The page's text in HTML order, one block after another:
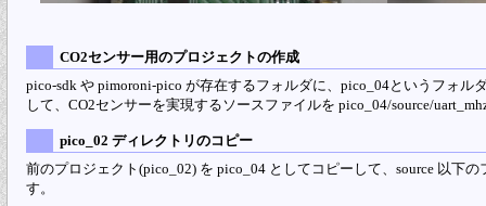
CO2センサー用のプロジェクトの作成
pico-sdk や pimoroni-pico が存在するフォルダに、pico_04というフォル
して、CO2センサーを実現するソースファイルを pico_04/source/
pico_02 ディレクトリのコピー
前のプロジェクト(pico_02) を pico_04 としてコピーして、source 以下
す。